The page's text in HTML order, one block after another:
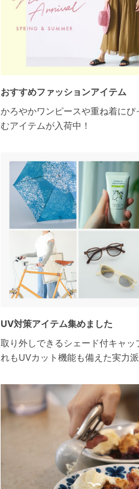
おすすめファッションアイテム
かろやかワンピースや重ね着に
むアイテムが入荷中！
UV対策アイテム集めました
取り外しできるシェード付キャ
れもUVカット機能も備えた実力